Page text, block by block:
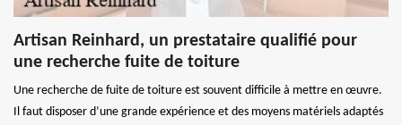
Artisan Reinhard, un prestataire qualifié pour
une recherche fuite de toiture
Une recherche de fuite de toiture est souvent difficile à mettre en œuvre.
Il faut disposer d’une grande expérience et des moyens matériels adaptés